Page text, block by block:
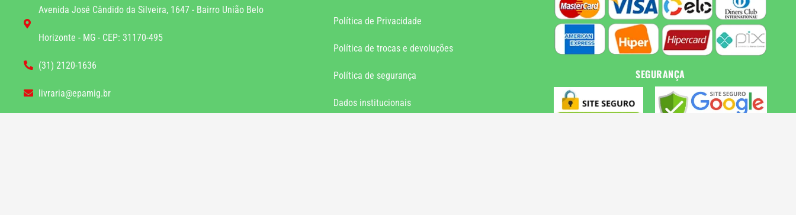
Avenida José Cândido da Silveira, 1647 - Bairro União Belo
Horizonte - MG - CEP: 31170-495
(31) 2120-1636
livraria@epamig.br
Política de Privacidade
Política de trocas e devoluções
Política de segurança
Dados institucionais
SEGURANÇA